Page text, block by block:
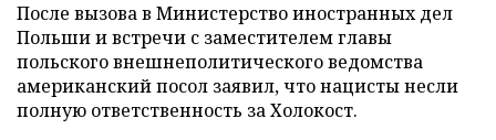
После вызова в Министерство иностранных дел
Польши и встречи с заместителем главы
польского внешнеполитического ведомства
американский посол заявил, что нацисты несли
полную ответственность за Холокост.